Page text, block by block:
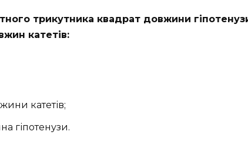
трикутника квадрат довжини
катетів:
катетів;
гіпотенузи.